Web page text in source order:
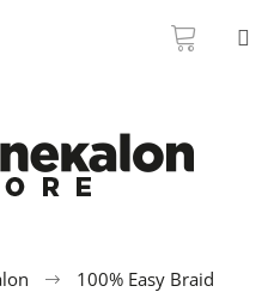
KOŠÍK
100% Easy Braid